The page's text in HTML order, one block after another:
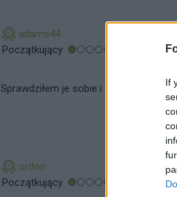
If
adams44
Początkujący
Sprawdziłem je sobie i w sumie cena
ordon
Początkujący